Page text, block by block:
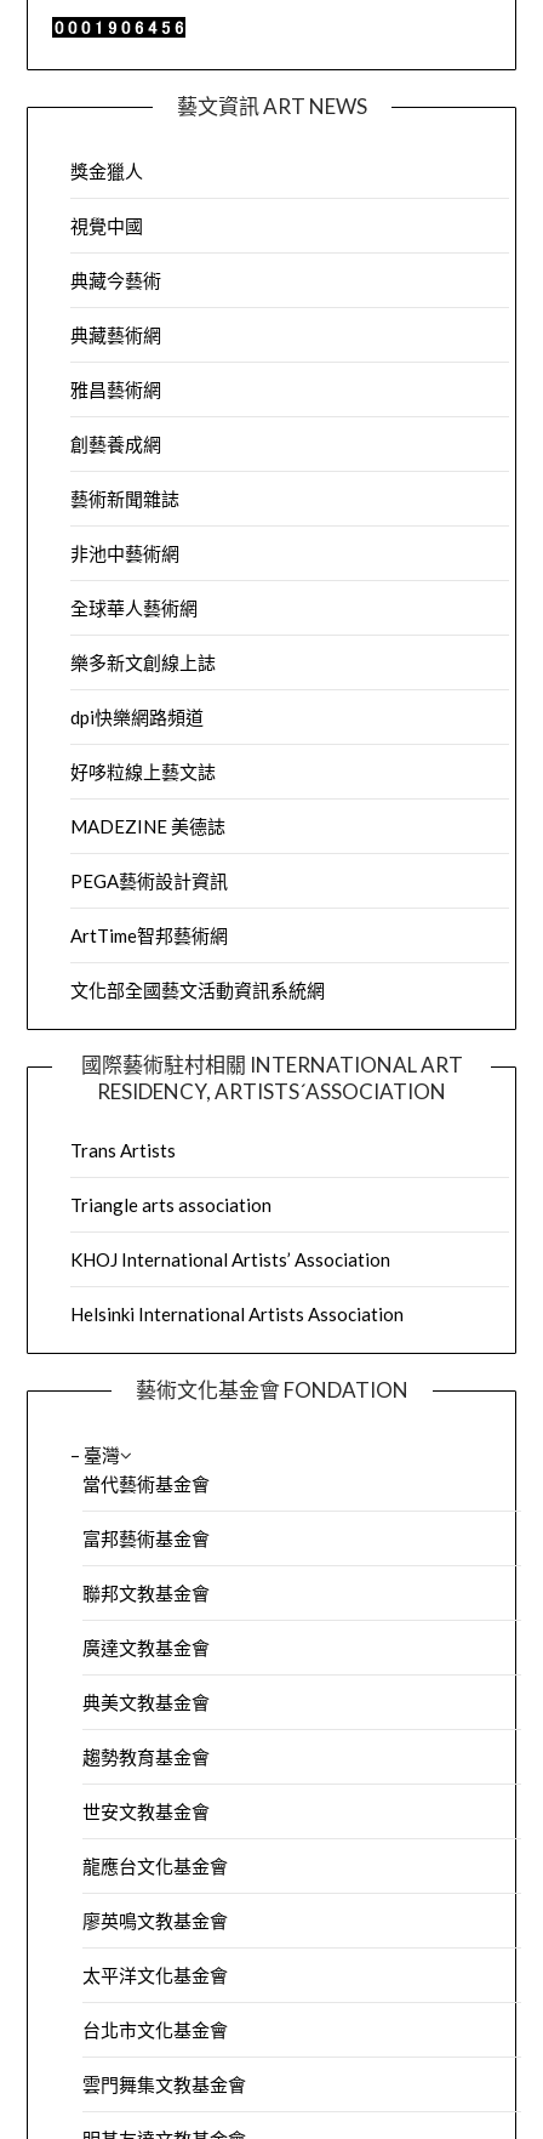
藝文資訊 ART NEWS
獎金獵人
視覺中國
典藏今藝術
典藏藝術網
雅昌藝術網
創藝養成網
藝術新聞雜誌
非池中藝術網
全球華人藝術網
樂多新文創線上誌
dpi快樂網路頻道
好哆粒線上藝文誌
MADEZINE 美德誌
PEGA藝術設計資訊
ArtTime智邦藝術網
文化部全國藝文活動資訊系統網
國際藝術駐村相關 INTERNATIONAL ART
RESIDENCY, ARTISTS´ASSOCIATION
Trans Artists
Triangle arts association
KHOJ International Artists’ Association
Helsinki International Artists Association
藝術文化基金會 FONDATION
– 臺灣
當代藝術基金會
富邦藝術基金會
聯邦文教基金會
廣達文教基金會
典美文教基金會
趨勢教育基金會
世安文教基金會
龍應台文化基金會
廖英鳴文教基金會
太平洋文化基金會
台北市文化基金會
雲門舞集文教基金會